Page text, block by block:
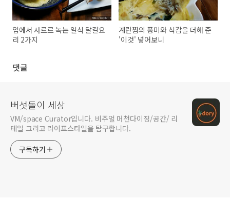
입에서 사르르 녹는 일식 달걀요
리 2가지
계란찜의 풍미와 식감을 더해 준
'이것' 넣어보니
댓글
버섯돌이 세상
VM/space Curator입니다. 비주얼 머천다이징/공간/ 리
테일 그리고 라이프스타일을 탐구합니다.
구독하기